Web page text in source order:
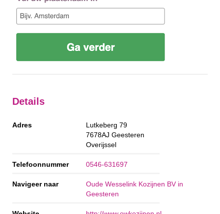
Details
Adres
Lutkeberg 79
7678AJ Geesteren
Overijssel
Telefoonnummer 0546-631697
Navigeer naar
Oude Wesselink Kozijnen BV in
Geesteren